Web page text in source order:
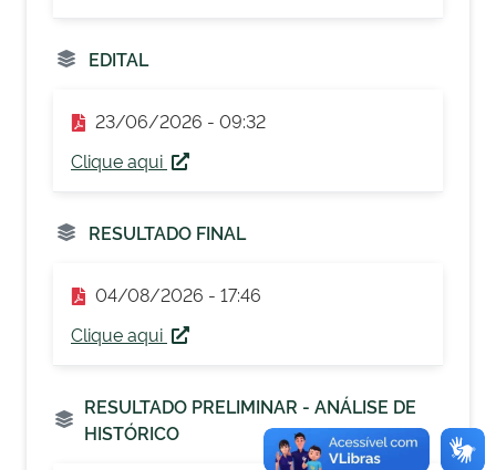
EDITAL
23/06/2026 - 09:32
Clique aqui
RESULTADO FINAL
04/08/2026 - 17:46
Clique aqui
RESULTADO PRELIMINAR - ANÁLISE DE
HISTÓRICO